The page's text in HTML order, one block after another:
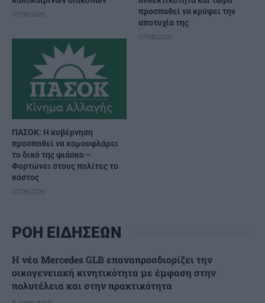
07/08/2026
προσπαθεί να κρύψει την
αποτυχία της
07/08/2026
ΠΑΣΟΚ: Η κυβέρνηση
προσπαθεί να καμουφλάρει
το δικό της φιάσκο –
Φορτώνει στους πολίτες το
κόστος
07/08/2026
ΡΟΗ ΕΙΔΗΣΕΩΝ
Η νέα Mercedes GLB επαναπροσδιορίζει την
οικογενειακή κινητικότητα με έμφαση στην
πολυτέλεια και στην πρακτικότητα